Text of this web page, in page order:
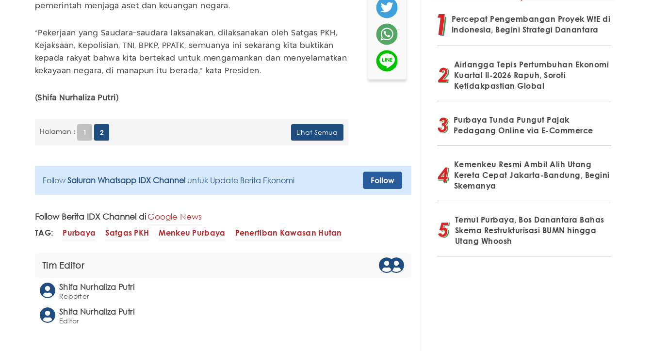
pemerintah menjaga aset dan keuangan negara.
“Pekerjaan yang Saudara-saudara laksanakan, dilaksanakan oleh Satgas PKH,
Kejaksaan, Kepolisian, TNI, BPKP, PPATK, semuanya ini sekarang kita buktikan
kepada rakyat bahwa kita bertekad untuk mengamankan dan menyelamatkan
kekayaan negara, di manapun itu berada,” kata Presiden.
(Shifa Nurhaliza Putri)
Halaman : 1 2 Lihat Semua
Follow Saluran Whatsapp IDX Channel untuk Update Berita Ekonomi Follow
Follow Berita IDX Channel diGoogle News
TAG: Purbaya Satgas PKH Menkeu Purbaya Penertiban Kawasan Hutan
Tim Editor
Shifa Nurhaliza Putri
Reporter
Shifa Nurhaliza Putri
Editor
Percepat Pengembangan Proyek WtE di
Indonesia, Begini Strategi Danantara
Airlangga Tepis Pertumbuhan Ekonomi
Kuartal II-2026 Rapuh, Soroti
Ketidakpastian Global
Purbaya Tunda Pungut Pajak
Pedagang Online via E-Commerce
Kemenkeu Resmi Ambil Alih Utang
Kereta Cepat Jakarta-Bandung, Begini
Skemanya
Temui Purbaya, Bos Danantara Bahas
Skema Restrukturisasi BUMN hingga
Utang Whoosh